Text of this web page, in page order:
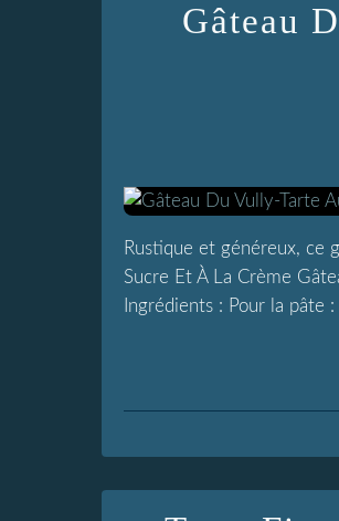
Gâteau
Rustique et généreux, ce
Sucre Et À La Crème
Ingrédients : Pour la pâte